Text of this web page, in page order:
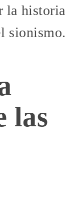
la historia
sionismo.
las